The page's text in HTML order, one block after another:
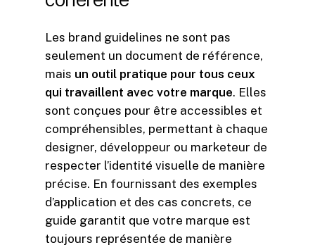
Les brand guidelines ne sont pas
seulement un document de référence,
mais un outil pratique pour tous ceux
qui travaillent avec votre marque. Elles
sont conçues pour être accessibles et
compréhensibles, permettant à chaque
designer, développeur ou marketeur de
respecter l’identité visuelle de manière
précise. En fournissant des exemples
d’application et des cas concrets, ce
guide garantit que votre marque est
toujours représentée de manière